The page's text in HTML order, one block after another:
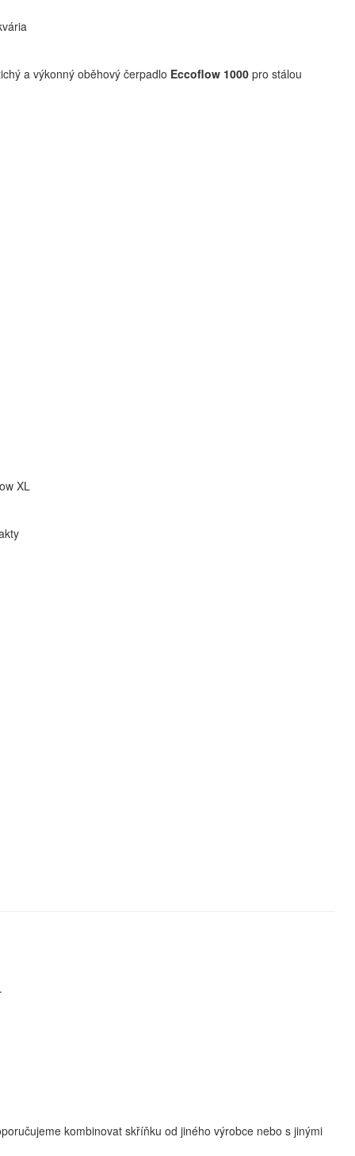
a výkonný oběhový čerpadlo Eccoflow 1000 pro stálou
XL
kombinovat skříňku od jiného výrobce nebo s jinými